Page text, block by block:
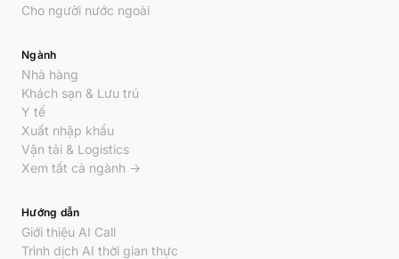
Cho người nước ngoài
Ngành
Nhà hàng
Khách sạn & Lưu trú
Y tế
Xuất nhập khẩu
Vận tải & Logistics
Xem tất cả ngành →
Hướng dẫn
Giới thiệu AI Call
Trình dịch AI thời gian thực